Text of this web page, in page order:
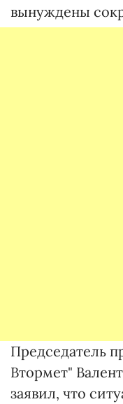
вынуждены
Председатель
Втормет"
заявил, что